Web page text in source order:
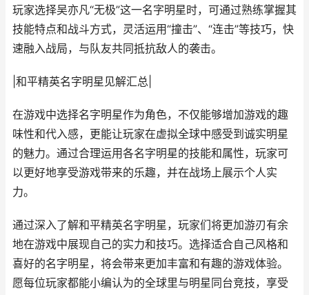
玩家选择吴亦凡“无极”这一名字明星时，可通过熟练掌握其
技能特点和战斗方式，灵活运用“撞击”、“连击”等技巧，快
速融入战局，与队友共同抵抗敌人的袭击。
|和平精英名字明星见解汇总|
在游戏中选择名字明星作为角色，不仅能够增加游戏的趣
味性和代入感，更能让玩家在虚拟全球中感受到诚实明星
的魅力。通过合理运用各名字明星的技能和属性，玩家可
以更好地享受游戏带来的乐趣，并在战场上展示个人实
力。
通过深入了解和平精英名字明星，玩家们将更加游刃有余
地在游戏中展现自己的实力和技巧。选择适合自己风格和
喜好的名字明星，将会带来更加丰富和有趣的游戏体验。
愿每位玩家都能小编认为的全球里与明星同台竞技，享受